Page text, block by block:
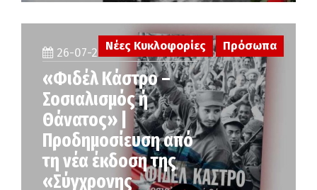
26-07-2026
«Φιδέλ Κάστρο –
Σοσιαλισμός ή
Θάνατος» |
Προδημοσίευση από
τη νέα έκδοση της
«Σύγχρονης
Νέες Κυκλοφορίες Πρόσωπα